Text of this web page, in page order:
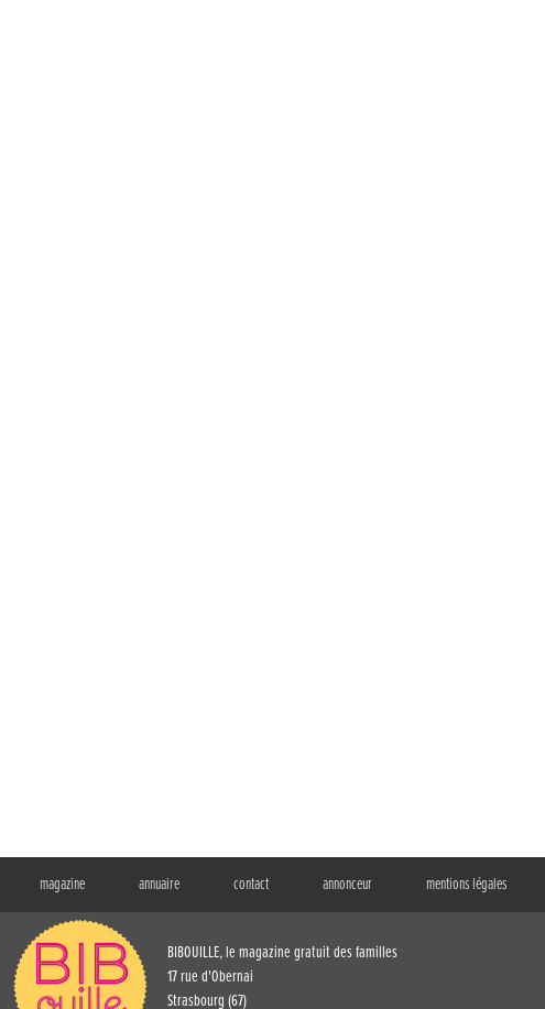
magazine annuaire contact annonceur mentions légales
BIBOUILLE, le magazine gratuit des familles
17 rue d'Obernai
Strasbourg (67)